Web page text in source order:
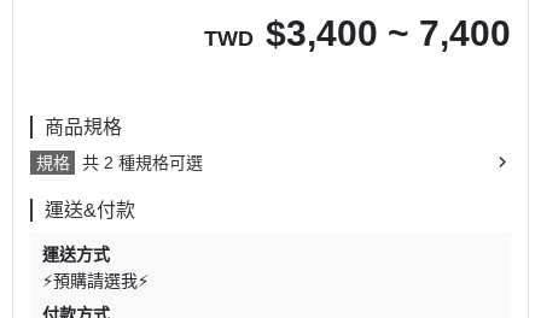
TWD $3,400 ~ 7,400
商品規格
規格 共 2 種規格可選
運送&付款
運送方式
⚡預購請選我⚡